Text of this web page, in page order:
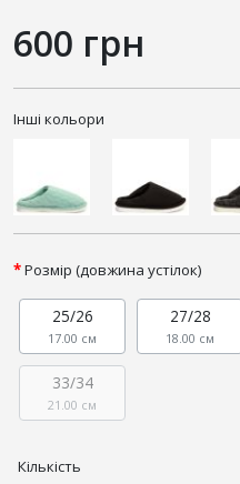
600 грн
Інші кольори
Розмір (довжина устілок)
25/26
17.00 см
27/28
18.00 см
33/34
21.00 см
Кількість